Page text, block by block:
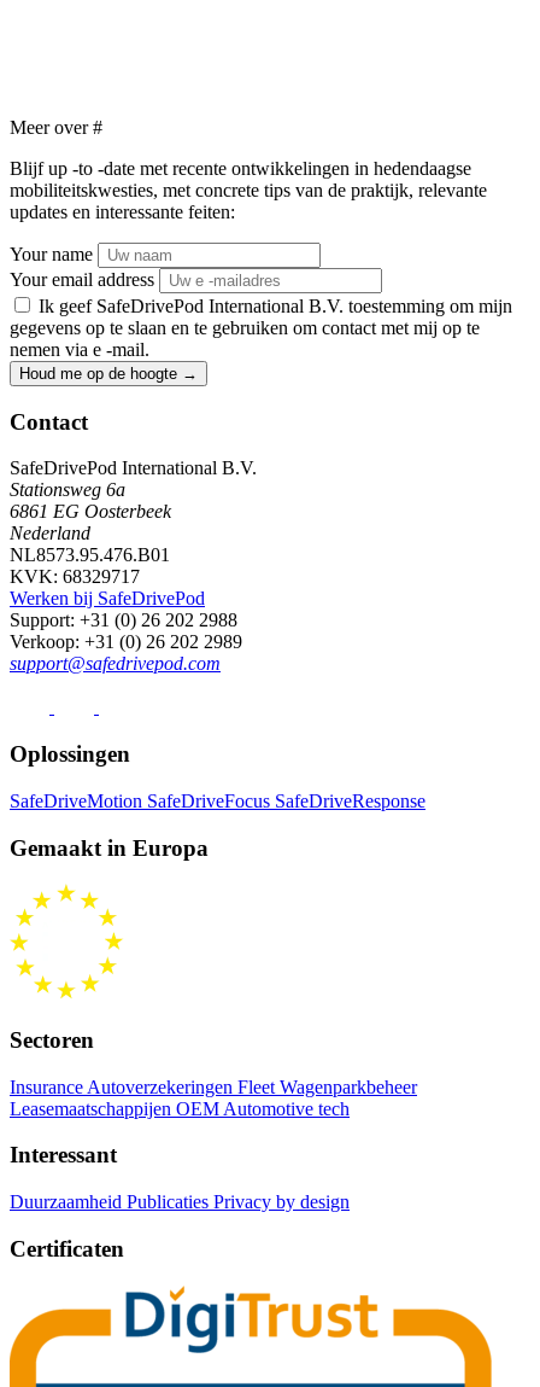
Meer over#
Blijf up -to -date met recente ontwikkelingen in hedendaagse
mobiliteitskwesties, met concrete tips van de praktijk, relevante
updates en interessante feiten:
Your name
Your email address
Ik geef SafeDrivePod International B.V. toestemming om mijn
gegevens op te slaan en te gebruiken om contact met mij op te
nemen via e -mail.
Houd me op de hoogte →
Contact
SafeDrivePod International B.V.
Stationsweg 6a
6861 EG Oosterbeek
Nederland
NL8573.95.476.B01
KVK: 68329717
Werken bij SafeDrivePod
Support: +31 (0) 26 202 2988
Verkoop: +31 (0) 26 202 2989
support@safedrivepod.com
Oplossingen
SafeDriveMotion SafeDriveFocus SafeDriveResponse
Gemaakt in Europa
Sectoren
Insurance Autoverzekeringen Fleet Wagenparkbeheer
Leasemaatschappijen OEM Automotive tech
Interessant
Duurzaamheid Publicaties Privacy by design
Certificaten